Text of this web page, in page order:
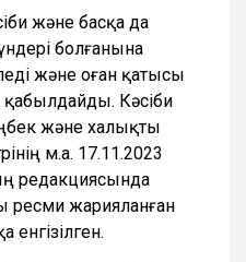
және басқа да
болғанына
және оған қатысы
қабылдайды. Кәсіби
және халықты
м.а. 17.11.2023
редакциясында
ресми жарияланған
енгізілген.